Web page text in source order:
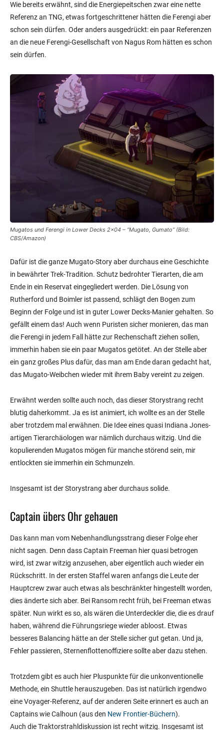
Wie bereits erwähnt, sind die Energiepeitschen zwar eine nette
Referenz an TNG, etwas fortgeschrittener hätten die Ferengi aber
schon sein dürfen. Oder anders ausgedrückt: ein paar Referenzen
an die neue Ferengi-Gesellschaft von Nagus Rom hätten es schon
sein dürfen.
Mugatos und Ferengi in Lower Decks 2×04 – “Mugato, Gumato” (Bild:
CBS/Amazon)
Dafür ist die ganze Mugato-Story aber durchaus eine Geschichte
in bewährter Trek-Tradition. Schutz bedrohter Tierarten, die am
Ende in ein Reservat eingegliedert werden. Die Lösung von
Rutherford und Boimler ist passend, schlägt den Bogen zum
Beginn der Folge und ist in guter Lower Decks-Manier gehalten. So
gefällt einem das! Auch wenn Puristen sicher monieren, das man
die Ferengi in jedem Fall hätte zur Rechenschaft ziehen sollen,
immerhin haben sie ein paar Mugatos getötet. An der Stelle aber
ein ganz großes Plus dafür, das man am Ende daran gedacht hat,
das Mugato-Weibchen wieder mit ihrem Baby vereint zu zeigen.
Erwähnt werden sollte auch noch, das dieser Storystrang recht
blutig daherkommt. Ja es ist animiert, ich wollte es an der Stelle
aber trotzdem mal erwähnen. Die Idee eines quasi Indiana Jones-
artigen Tierarchäologen war nämlich durchaus witzig. Und die
kopulierenden Mugatos mögen für manche störend sein, mir
entlockten sie immerhin ein Schmunzeln.
Insgesamt ist der Storystrang aber durchaus solide.
Captain übers Ohr gehauen
Das kann man vom Nebenhandlungsstrang dieser Folge eher
nicht sagen. Denn dass Captain Freeman hier quasi betrogen
wird, ist zwar witzig anzusehen, aber eigentlich auch wieder ein
Rückschritt. In der ersten Staffel waren anfangs die Leute der
Hauptcrew zwar auch etwas als beschränkter hingestellt worden,
dies änderte sich aber. Bei Ransom recht früh, bei Freeman etwas
später. Nun wirkt es so, als wären die Unterdeckler die, die es drauf
haben, während die Führungsriege wieder abloost. Etwas
besseres Balancing hätte an der Stelle sicher gut getan. Und ja,
Fehler passieren, Sternenflottenoffiziere sollte aber dazu stehen.
Trotzdem gibt es auch hier Pluspunkte für die unkonventionelle
Methode, ein Shuttle herauszugeben. Das ist natürlich irgendwo
eine Voyager-Referenz, auf der anderen Seite erinnert es auch an
Captains wie Calhoun (aus den New Frontier-Büchern).
Auch die Traktorstrahldiskussion ist recht witzig. Insgesamt ist